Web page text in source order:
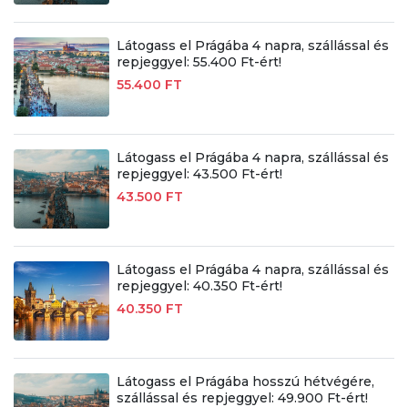
Látogass el Prágába 4 napra, szállással és
repjeggyel: 55.400 Ft-ért!
55.400 FT
Látogass el Prágába 4 napra, szállással és
repjeggyel: 43.500 Ft-ért!
43.500 FT
Látogass el Prágába 4 napra, szállással és
repjeggyel: 40.350 Ft-ért!
40.350 FT
Látogass el Prágába hosszú hétvégére,
szállással és repjeggyel: 49.900 Ft-ért!